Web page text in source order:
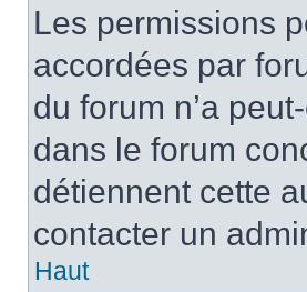
Les permissions
accordées par
du forum n’a
dans le forum
détiennent cette
contacter un
Haut